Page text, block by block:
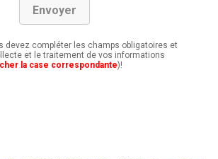
devez compléter les champs obligatoires et
et le traitement de vos informations
la case correspondante)!